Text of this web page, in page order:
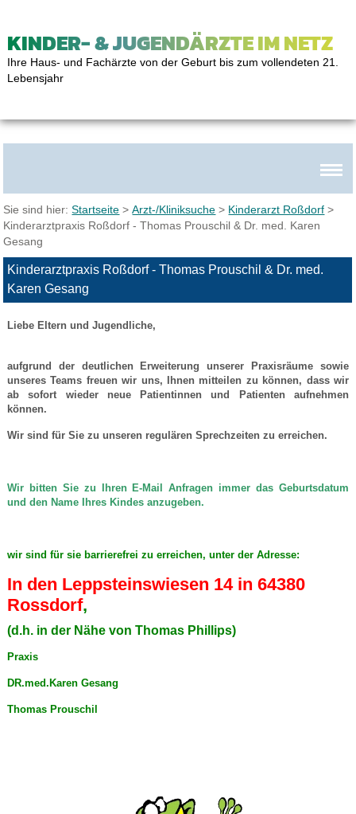
KINDER- & JUGENDÄRZTE IM NETZ
Ihre Haus- und Fachärzte von der Geburt bis zum vollendeten 21.
Lebensjahr
Sie sind hier:Startseite >Arzt-/Kliniksuche > Kinderarzt Roßdorf >
Kinderarztpraxis Roßdorf - Thomas Prouschil & Dr. med. Karen
Gesang
Kinderarztpraxis Roßdorf - Thomas Prouschil & Dr. med.
Karen Gesang
Liebe Eltern und Jugendliche,
aufgrund der deutlichen Erweiterung unserer Praxisräume sowie
unseres Teams freuen wir uns, Ihnen mitteilen zu können, dass wir
ab sofort wieder neue Patientinnen und Patienten aufnehmen
können.
Wir sind für Sie zu unseren regulärenSprechzeiten zu erreichen.
Wir bitten Sie zu Ihren E-Mail Anfragen immer das Geburtsdatum
und den Name Ihres Kindes anzugeben.
wir sind für sie barrierefrei zu erreichen, unter der Adresse:
In den Leppsteinswiesen 14 in 64380
Rossdorf,
(d.h. in der Nähe von Thomas Phillips)
Praxis
DR.med.Karen Gesang
Thomas Prouschil